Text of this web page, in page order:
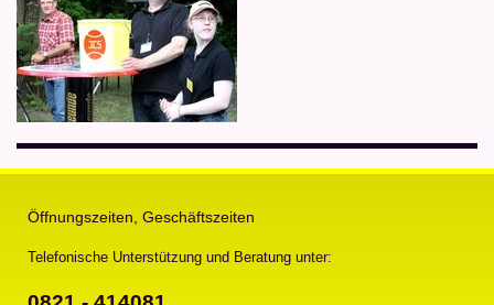
Öffnungszeiten, Geschäftszeiten
Telefonische Unterstützung und Beratung unter: